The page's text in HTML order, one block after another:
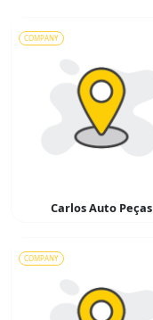
COMPANY
Carlos Auto Peças
COMPANY